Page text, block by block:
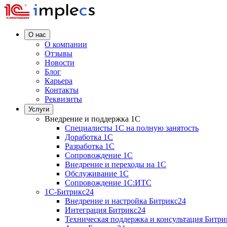
О нас
О компании
Отзывы
Новости
Блог
Карьера
Контакты
Реквизиты
Услуги
Внедрение и поддержка 1C
Специалисты 1C на полную занятость
Доработка 1C
Разработка 1C
Сопровождение 1C
Внедрение и переходы на 1C
Обслуживание 1C
Сопровождение 1C:ИТС
1С-Битрикс24
Внедрение и настройка Битрикс24
Интеграция Битрикс24
Техническая поддержка и консультация